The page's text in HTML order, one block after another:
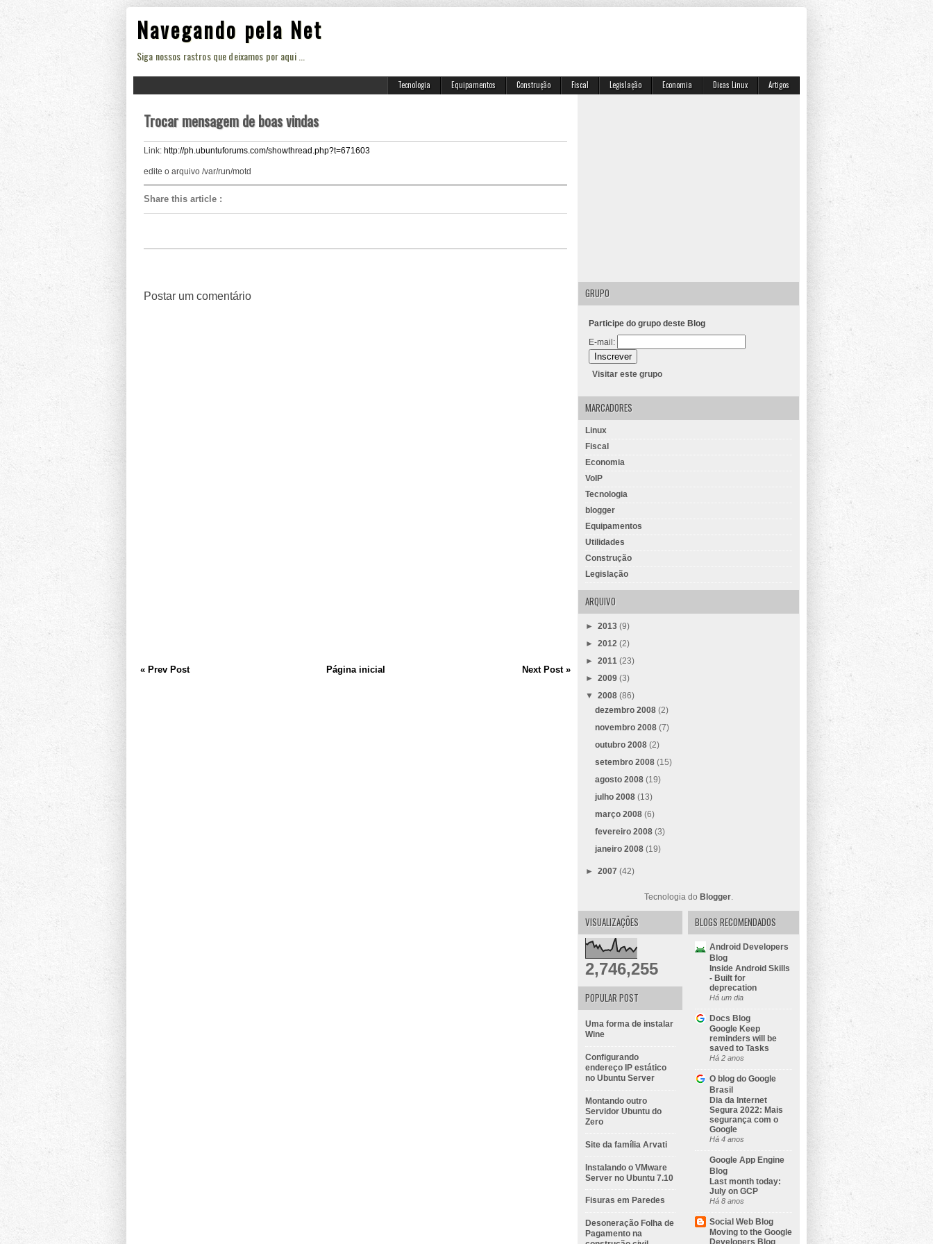
Navegando pela Net
Siga nossos rastros que deixamos por aqui ...
Artigos
Dicas Linux
Economia
Legislação
Fiscal
Construção
Equipamentos
Tecnologia
Trocar mensagem de boas vindas
Link: http://ph.ubuntuforums.com/showthread.php?t=671603
edite o arquivo /var/run/motd
Share this article :
Postar um comentário
« Prev Post Next Post »
Página inicial
GRUPO
Participe do grupo deste Blog
E-mail:
Visitar este grupo
MARCADORES
Linux
Fiscal
Economia
VoIP
Tecnologia
blogger
Equipamentos
Utilidades
Construção
Legislação
ARQUIVO
► 2013 (9)
► 2012 (2)
► 2011 (23)
► 2009 (3)
▼ 2008 (86)
dezembro 2008(2)
novembro 2008(7)
outubro 2008(2)
setembro 2008(15)
agosto 2008(19)
julho 2008(13)
março 2008(6)
fevereiro 2008(3)
janeiro 2008(19)
► 2007 (42)
Tecnologia do Blogger.
VISUALIZAÇÕES
2,746,255
POPULAR POST
Uma forma de instalar
Wine
Configurando
endereço IP estático
no Ubuntu Server
Montando outro
Servidor Ubuntu do
Zero
Site da família Arvati
Instalando o VMware
Server no Ubuntu 7.10
Fisuras em Paredes
Desoneração Folha de
Pagamento na
BLOGS RECOMENDADOS
Android Developers
Blog
Inside Android Skills
- Built for
deprecation
Há um dia
Docs Blog
Google Keep
reminders will be
saved to Tasks
Há 2 anos
O blog do Google
Brasil
Dia da Internet
Segura 2022: Mais
segurança com o
Google
Há 4 anos
Google App Engine
Blog
Last month today:
July on GCP
Há 8 anos
Social Web Blog
Moving to the Google
Developers Blog